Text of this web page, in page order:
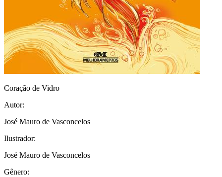
Coração de Vidro
Autor:
José Mauro de Vasconcelos
Ilustrador:
José Mauro de Vasconcelos
Gênero: